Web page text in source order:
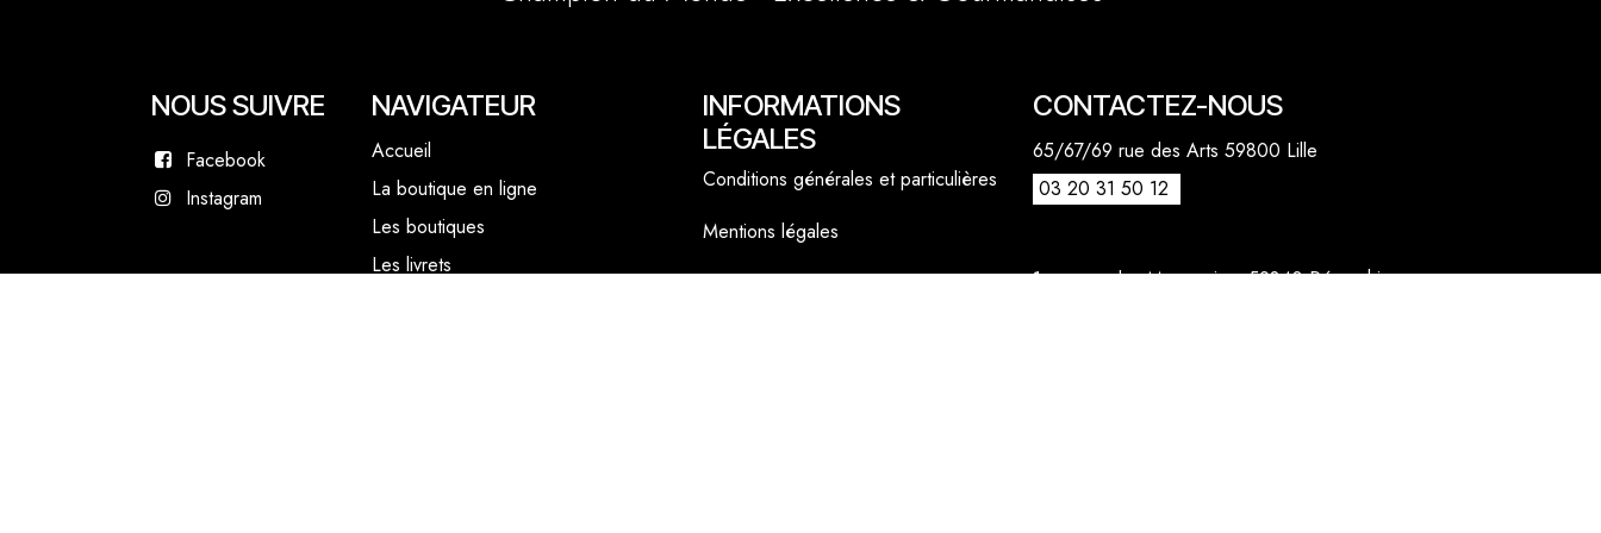
CONTACTEZ-NOUS
65/67/69 rue des Arts 59800 Lille
03 20 31 50 12
1 avenue des Marronniers 59840 Pérenchies
NOUS SUIVRE
Facebook
Instagram
INFORMATIONS
LÉGALES
Conditions générales et particulières
Mentions légales
NAVIGATEUR
Accueil
La boutique en ligne
Les boutiques
Les livrets